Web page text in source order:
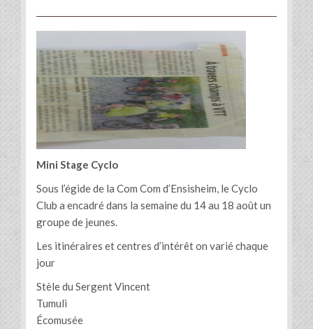
Mini Stage Cyclo
Sous l’égide de la Com Com d’Ensisheim, le Cyclo
Club a encadré dans la semaine du 14 au 18 août un
groupe de jeunes.
Les itinéraires et centres d’intérêt on varié chaque
jour
Stèle du Sergent Vincent
Tumuli
Écomusée